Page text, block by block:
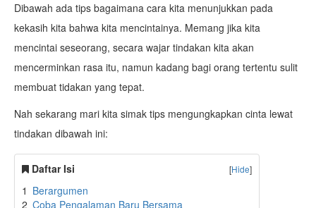
Dibawah ada tips bagaimana cara kita menunjukkan pada
kekasih kita bahwa kita mencintainya. Memang jika kita
mencintai seseorang, secara wajar tindakan kita akan
mencerminkan rasa itu, namun kadang bagi orang tertentu sulit
membuat tidakan yang tepat.
Nah sekarang mari kita simak tips mengungkapkan cinta lewat
tindakan dibawah ini:
Daftar Isi [Hide]
1 Berargumen
2 Coba Pengalaman Baru Bersama